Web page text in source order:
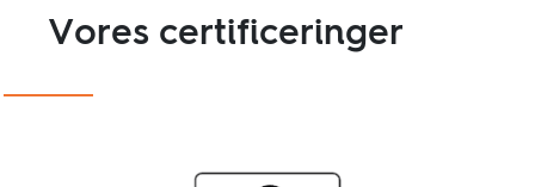
Vores certificeringer